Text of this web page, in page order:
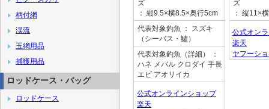
ズ
： 縦9.5×横8.5×奥行5cm
代表対象釣魚
： スズキ
（シーバス・鱸）
代表対象釣魚（詳細）
：
ハネ メバル クロダイ 手長
エビ アオリイカ
公式オンラインショップ
楽天
ズ
： 縦11×
公式オン
楽天
ヤフーシ
柄付網
渓流
玉網用品
捕獲用品
ロッドケース・バッグ
ロッドケース